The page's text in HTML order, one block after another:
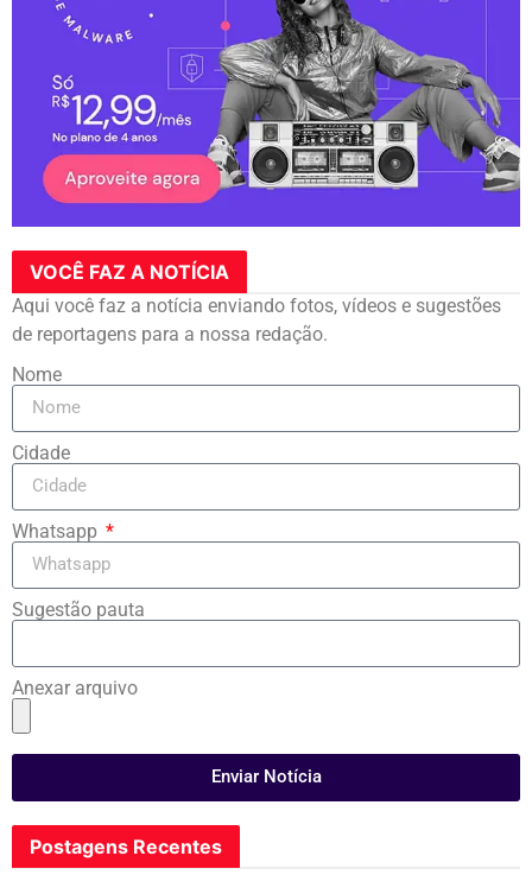
VOCÊ FAZ A NOTÍCIA
Aqui você faz a notícia enviando fotos, vídeos e sugestões
de reportagens para a nossa redação.
Nome
Cidade
Whatsapp
Sugestão pauta
Anexar arquivo
Enviar Notícia
Postagens Recentes